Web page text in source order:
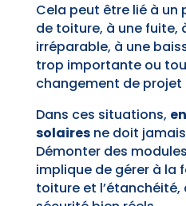
Cela peut être lié à
de toiture, à une fuite,
irréparable, à une
trop importante ou
changement de projet
Dans ces situations,
solairesne doit
Démonter des
implique de gérer à la
toiture et l’étanchéité,